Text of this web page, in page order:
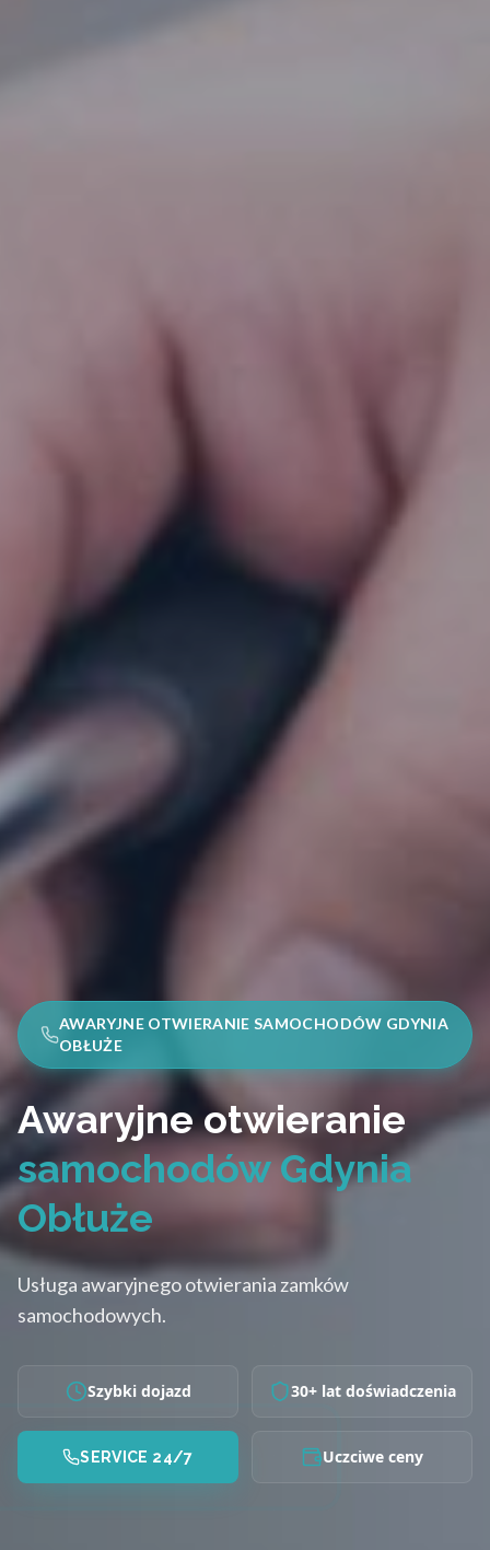
AWARYJNE OTWIERANIE SAMOCHODÓW GDYNIA
OBŁUŻE
Awaryjne otwieranie
samochodów Gdynia
Obłuże
Usługa awaryjnego otwierania zamków
samochodowych.
Szybki dojazd 30+ lat doświadczenia
SERVICE 24/7 Uczciwe ceny